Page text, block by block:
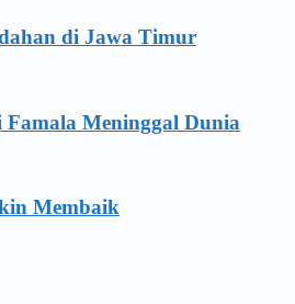
di Jawa Timur
Meninggal Dunia
Membaik